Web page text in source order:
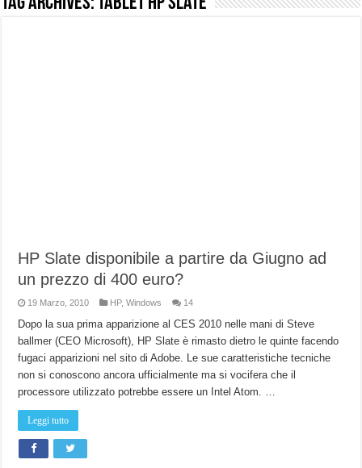
HP Slate disponibile a partire da Giugno ad
un prezzo di 400 euro?
19 Marzo, 2010 HP,Windows 14
Dopo la sua prima apparizione al CES 2010 nelle mani di Steve
ballmer (CEO Microsoft), HP Slate è rimasto dietro le quinte facendo
fugaci apparizioni nel sito di Adobe. Le sue caratteristiche tecniche
non si conoscono ancora ufficialmente ma si vocifera che il
processore utilizzato potrebbe essere un Intel Atom. …
Leggi tutto